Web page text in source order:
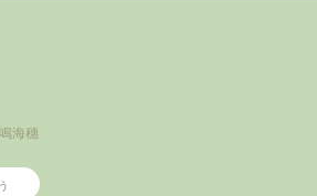
海穗